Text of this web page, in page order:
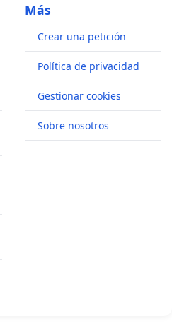
Más
Crear una petición
Política de privacidad
Gestionar cookies
Sobre nosotros